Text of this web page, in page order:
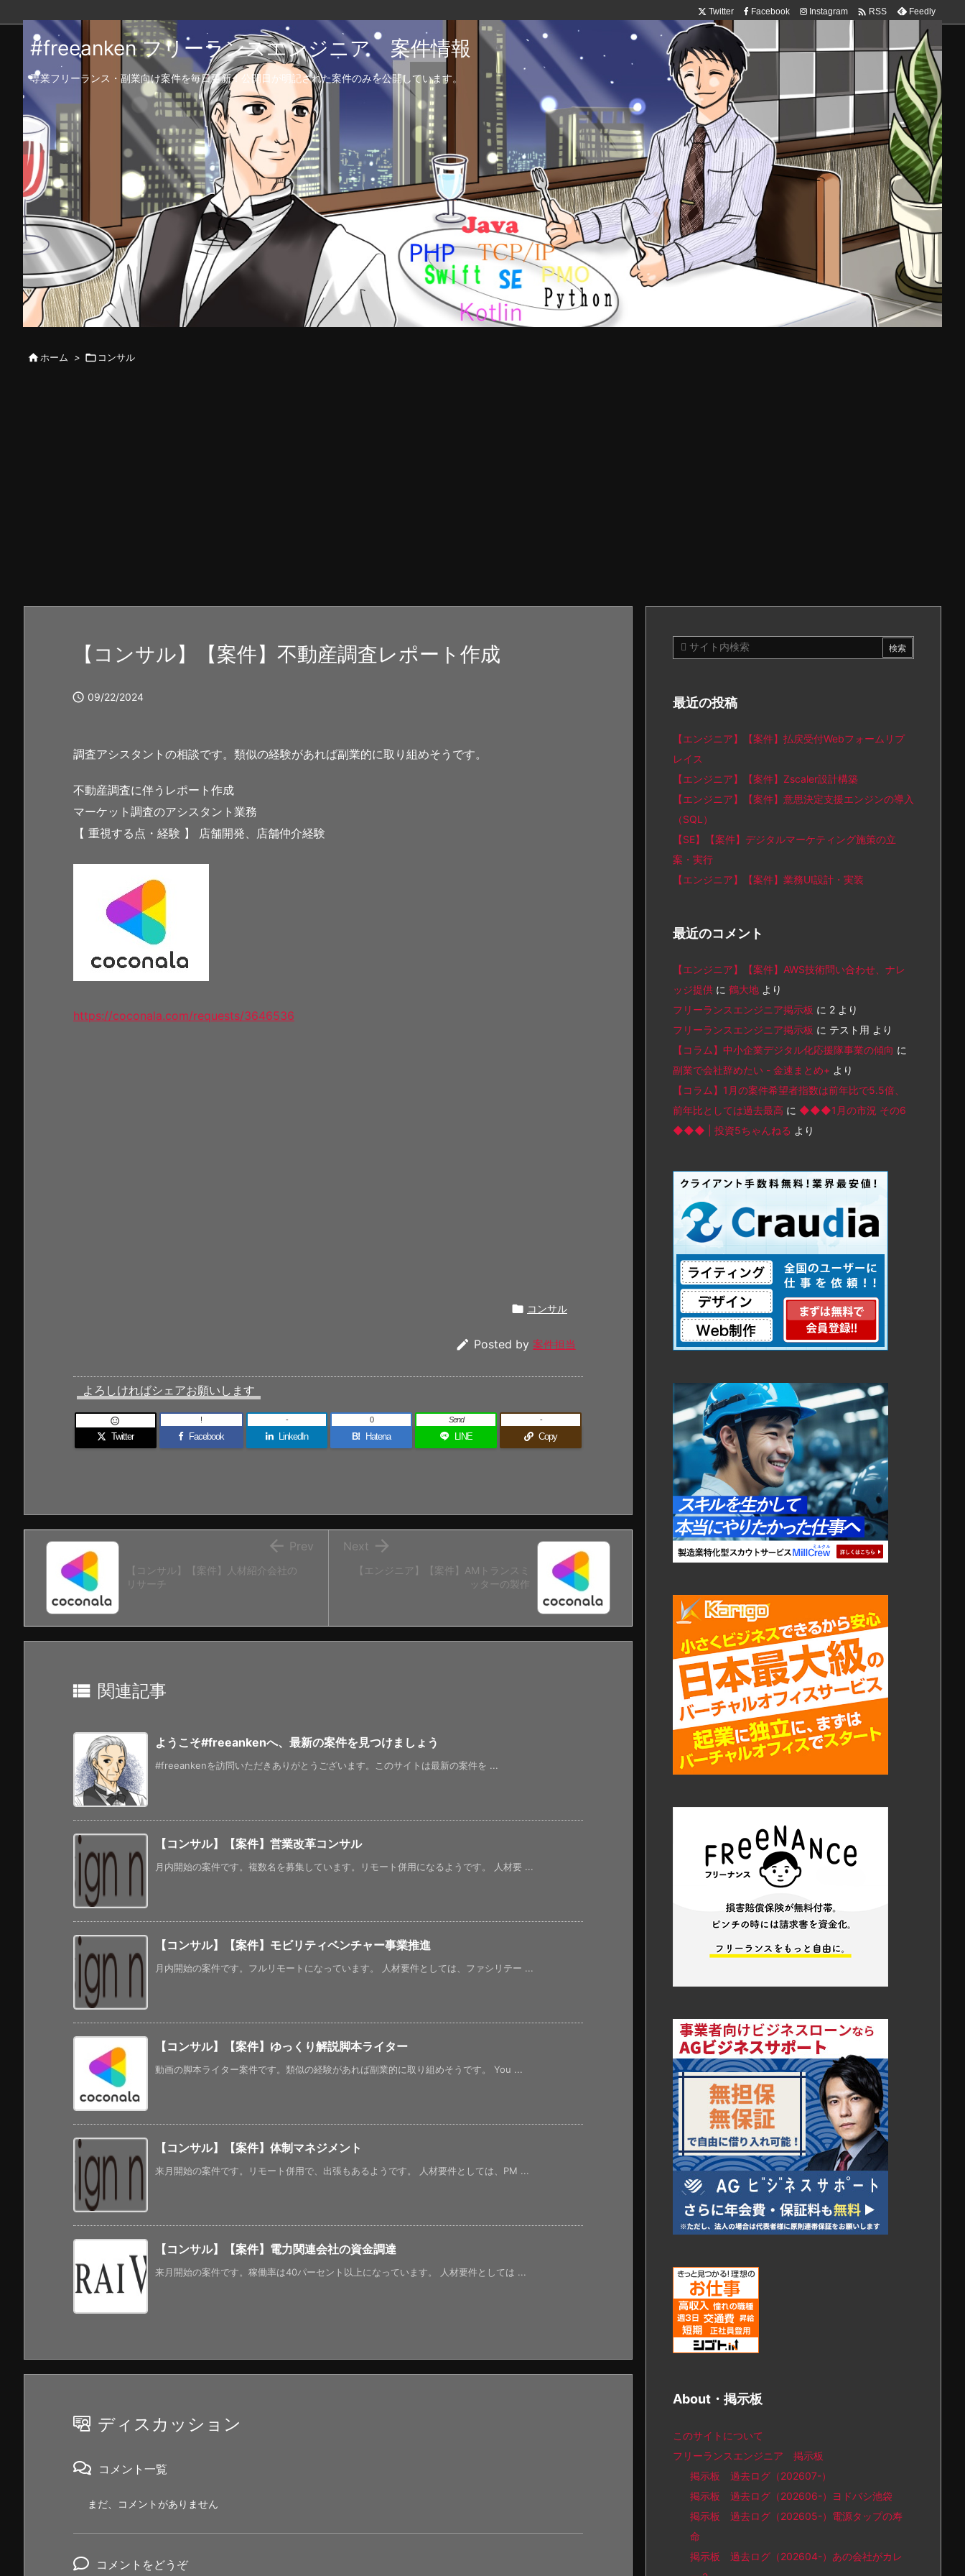
Twitter Facebook Instagram  RSS Feedly
#freeanken フリーランスエンジニア 案件情報
専業フリーランス・副業向け案件を毎日更新！公開日が明記された案件のみを公開しています。
 ホーム >  コンサル
【コンサル】【案件】不動産調査レポート作成
 09/22/2024
調査アシスタントの相談です。類似の経験があれば副業的に取り組めそうです。
不動産調査に伴うレポート作成
マーケット調査のアシスタント業務
【 重視する点・経験 】 店舗開発、店舗仲介経験
https://coconala.com/requests/3646536
 コンサル
 Posted by 案件担当
よろしければシェアお願いします
Twitter

Facebook
!
LinkedIn
-
B! Hatena
0
LINE
Send
Copy
-
【エンジニア】【案件】AMトランスミ
ッターの製作

Next
【コンサル】【案件】人材紹介会社の
リサーチ
 Prev
 関連記事
ようこそ#freeankenへ、最新の案件を見つけましょう
#freeankenを訪問いただきありがとうございます。このサイトは最新の案件を ...
【コンサル】【案件】営業改革コンサル
月内開始の案件です。複数名を募集しています。リモート併用になるようです。 人材要 ...
【コンサル】【案件】モビリティベンチャー事業推進
月内開始の案件です。フルリモートになっています。 人材要件としては、ファシリテー ...
【コンサル】【案件】ゆっくり解説脚本ライター
動画の脚本ライター案件です。類似の経験があれば副業的に取り組めそうです。 You ...
【コンサル】【案件】体制マネジメント
来月開始の案件です。リモート併用で、出張もあるようです。 人材要件としては、PM ...
【コンサル】【案件】電力関連会社の資金調達
来月開始の案件です。稼働率は40パーセント以上になっています。 人材要件としては ...
ディスカッション
コメント一覧
まだ、コメントがありません
コメントをどうぞ
最近の投稿
【エンジニア】【案件】払戻受付Webフォームリプ
レイス
【エンジニア】【案件】Zscaler設計構築
【エンジニア】【案件】意思決定支援エンジンの導入
（SQL）
【SE】【案件】デジタルマーケティング施策の立
案・実行
【エンジニア】【案件】業務UI設計・実装
最近のコメント
【エンジニア】【案件】AWS技術問い合わせ、ナレ
ッジ提供 に 鶴大地 より
フリーランスエンジニア掲示板 に 2 より
フリーランスエンジニア掲示板 に テスト用 より
【コラム】中小企業デジタル化応援隊事業の傾向 に
副業で会社辞めたい - 金速まとめ+ より
【コラム】1月の案件希望者指数は前年比で5.5倍、
前年比としては過去最高 に ◆◆◆1月の市況 その6
◆◆◆ | 投資5ちゃんねる より
About・掲示板
このサイトについて
フリーランスエンジニア 掲示板
掲示板 過去ログ（202607-）
掲示板 過去ログ（202606-）ヨドバシ池袋
掲示板 過去ログ（202605-）電源タップの寿
命
掲示板 過去ログ（202604-）あの会社がカレ